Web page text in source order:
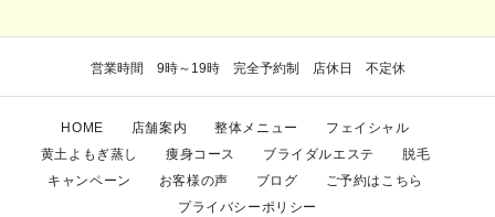
営業時間 9時～19時 完全予約制 店休日 不定休
HOME 店舗案内 整体メニュー
フェイシャル
黄土よもぎ蒸し
痩身コース ブライダルエステ
脱毛
キャンペーン
お客様の声 ブログ
ご予約はこちら
プライバシーポリシー